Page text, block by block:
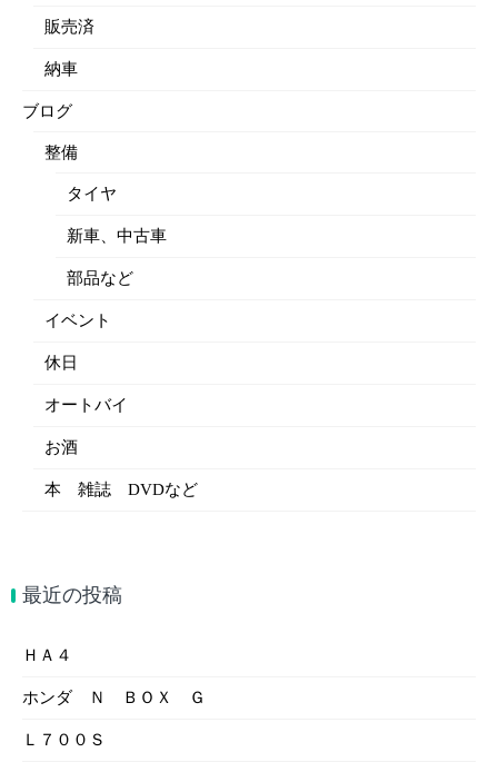
販売済
納車
ブログ
整備
タイヤ
新車、中古車
部品など
イベント
休日
オートバイ
お酒
本 雑誌 DVDなど
最近の投稿
ＨＡ４
ホンダ Ｎ ＢＯＸ Ｇ
Ｌ７００Ｓ